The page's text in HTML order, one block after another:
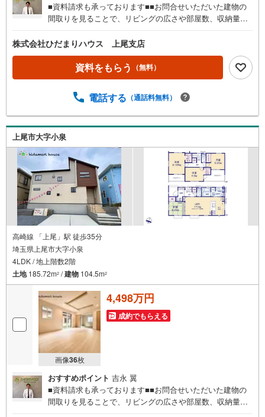
■資料請求も承っております■■お問合せいただいた建物の
間取りを見ることで、リビングの広さや部屋数、収納量な
住宅ローンの返済シュミレーションなどもまとめて知るこ
とができます♪■メールにてご送付した後、パンフレットも
ご郵送できます☆彡■「まずは資料だけ見てみたい」という
方にオススメです☆彡■お問合せいただいた物件の近隣に、
ます♪■ご訪問やしつこい勧誘はいたしませんので、資料を
＾）/
株式会社ひだまりハウス 上尾支店
資料をもらう （無料）
電話する （通話料無料）
上尾市大字小泉
高崎線 「上尾」駅 徒歩35分
埼玉県上尾市大字小泉
4LDK / 地上階数2階
土地185.72m2 /建物 104.5m2
画像36枚
4,498万円
成約でもらえる
おすすめポイント 吉永 翼
■資料請求も承っております■■お問合せいただいた建物の
間取りを見ることで、リビングの広さや部屋数、収納量な